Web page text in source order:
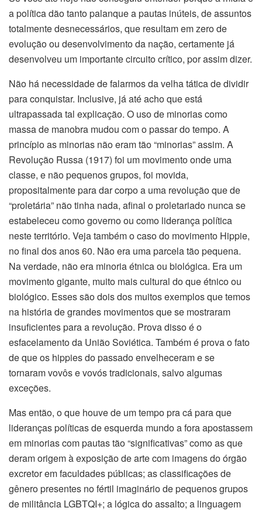
a política dão tanto palanque a pautas inúteis, de assuntos
totalmente desnecessários, que resultam em zero de
evolução ou desenvolvimento da nação, certamente já
desenvolveu um importante circuito crítico, por assim dizer.
Não há necessidade de falarmos da velha tática de dividir
para conquistar. Inclusive, já até acho que está
ultrapassada tal explicação. O uso de minorias como
massa de manobra mudou com o passar do tempo. A
princípio as minorias não eram tão “minorias” assim. A
Revolução Russa (1917) foi um movimento onde uma
classe, e não pequenos grupos, foi movida,
propositalmente para dar corpo a uma revolução que de
“proletária” não tinha nada, afinal o proletariado nunca se
estabeleceu como governo ou como liderança política
neste território. Veja também o caso do movimento Hippie,
no final dos anos 60. Não era uma parcela tão pequena.
Na verdade, não era minoria étnica ou biológica. Era um
movimento gigante, muito mais cultural do que étnico ou
biológico. Esses são dois dos muitos exemplos que temos
na história de grandes movimentos que se mostraram
insuficientes para a revolução. Prova disso é o
esfacelamento da União Soviética. Também é prova o fato
de que os hippies do passado envelheceram e se
tornaram vovôs e vovós tradicionais, salvo algumas
exceções.
Mas então, o que houve de um tempo pra cá para que
lideranças políticas de esquerda mundo a fora apostassem
em minorias com pautas tão “significativas” como as que
deram origem à exposição de arte com imagens do órgão
excretor em faculdades públicas; as classificações de
gênero presentes no fértil imaginário de pequenos grupos
de militância LGBTQI+; a lógica do assalto; a linguagem